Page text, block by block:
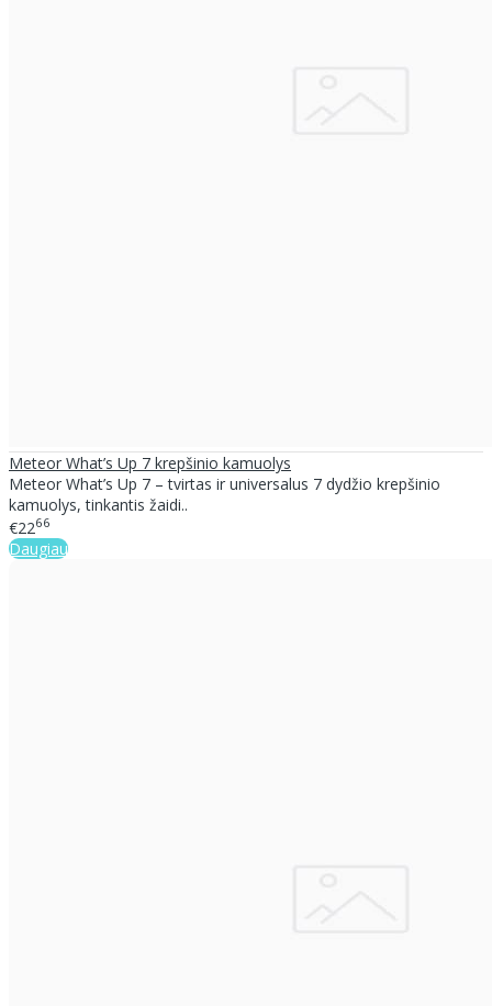
Meteor What’s Up 7 krepšinio kamuolys
Meteor What’s Up 7 – tvirtas ir universalus 7 dydžio krepšinio
kamuolys, tinkantis žaidi..
€2266
Daugiau